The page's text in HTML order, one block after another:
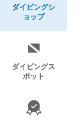
ダイビングシ
ョップ
ダイビングス
ポット